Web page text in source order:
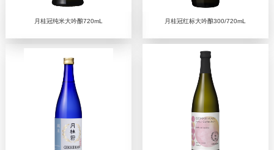
月桂冠纯米大吟酿720mL 月桂冠红标大吟酿300/720mL